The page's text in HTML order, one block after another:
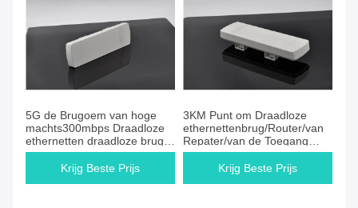
5G de Brugoem van hoge
machts300mbps Draadloze
ethernetten draadloze brug
5745-5825MH
Krijg Beste Prijs
3KM Punt om Draadloze
ethernettenbrug/Router/van
Repater/van de Toegang
Punt POE te richten
Krijg Beste Prijs